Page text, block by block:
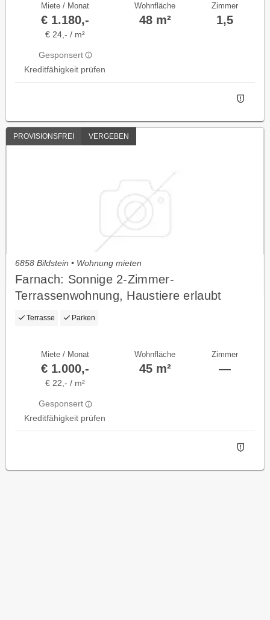
Miete / Monat
€ 1.180,-
€ 24,- / m²
Gesponsert
Kreditfähigkeit prüfen
Wohnfläche
48 m²
Zimmer
1,5
PROVISIONSFREI VERGEBEN
6858 Bildstein • Wohnung mieten
Farnach: Sonnige 2-Zimmer-
Terrassenwohnung, Haustiere erlaubt
Terrasse Parken
Miete / Monat
€ 1.000,-
€ 22,- / m²
Gesponsert
Kreditfähigkeit prüfen
Wohnfläche
45 m²
Zimmer
—